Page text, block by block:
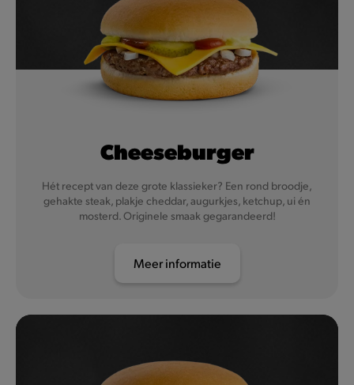
Cheeseburger
Hét recept van deze grote klassieker? Een rond broodje,
gehakte steak, plakje cheddar, augurkjes, ketchup, ui én
mosterd. Originele smaak gegarandeerd!
Meer informatie